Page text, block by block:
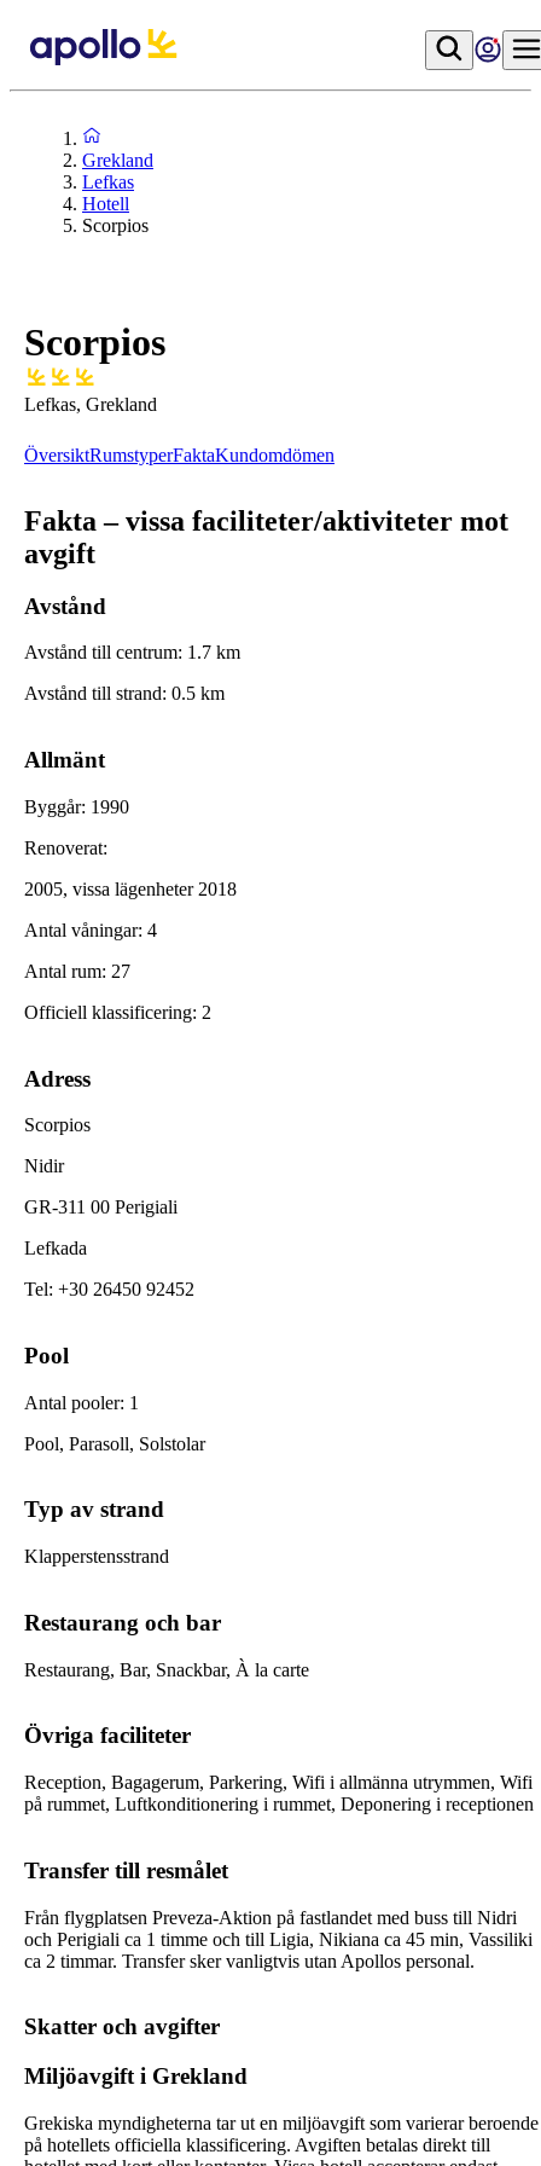
Grekland
Lefkas
Hotell
Scorpios
Scorpios
Lefkas, Grekland
ÖversiktRumstyperFaktaKundomdömen
Fakta – vissa faciliteter/aktiviteter mot
avgift
Avstånd
Avstånd till centrum: 1.7 km
Avstånd till strand: 0.5 km
Allmänt
Byggår: 1990
Renoverat:
2005, vissa lägenheter 2018
Antal våningar: 4
Antal rum: 27
Officiell klassificering: 2
Adress
Scorpios
Nidir
GR-311 00 Perigiali
Lefkada
Tel: +30 26450 92452
Pool
Antal pooler: 1
Pool, Parasoll, Solstolar
Typ av strand
Klapperstensstrand
Restaurang och bar
Restaurang, Bar, Snackbar, À la carte
Övriga faciliteter
Reception, Bagagerum, Parkering, Wifi i allmänna utrymmen, Wifi
på rummet, Luftkonditionering i rummet, Deponering i receptionen
Transfer till resmålet
Från flygplatsen Preveza-Aktion på fastlandet med buss till Nidri
och Perigiali ca 1 timme och till Ligia, Nikiana ca 45 min, Vassiliki
ca 2 timmar. Transfer sker vanligtvis utan Apollos personal.
Skatter och avgifter
Miljöavgift i Grekland
Grekiska myndigheterna tar ut en miljöavgift som varierar beroende
på hotellets officiella klassificering. Avgiften betalas direkt till